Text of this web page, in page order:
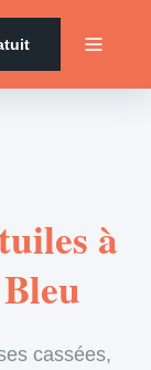
à
cassées,